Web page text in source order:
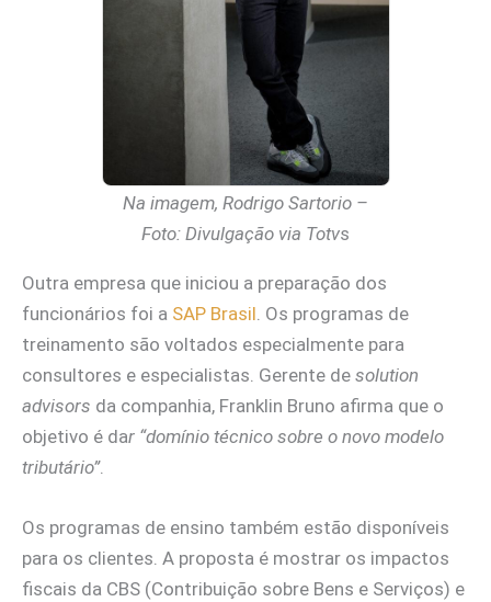
Na imagem, Rodrigo Sartorio –
Foto: Divulgação via Totvs
Outra empresa que iniciou a preparação dos
funcionários foi a SAP Brasil . Os programas de
treinamento são voltados especialmente para
consultores e especialistas. Gerente de solution
advisors da companhia, Franklin Bruno afirma que o
objetivo é dar “domínio técnico sobre o novo modelo
tributário”.
Os programas de ensino também estão disponíveis
para os clientes. A proposta é mostrar os impactos
fiscais da CBS (Contribuição sobre Bens e Serviços) e